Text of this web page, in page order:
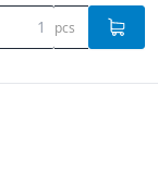
pcs